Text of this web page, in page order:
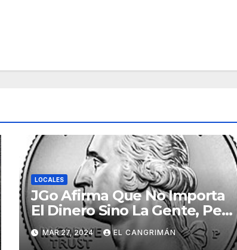
LOCALES
JGo Afirma Que No Importa
El Dinero Sino La Gente, Pero
Pregunta: «¿De Verdad No
Tendrán Una Pejetita?»
MAR 27, 2024 EL CANGRIMÁN